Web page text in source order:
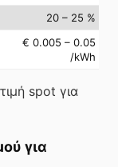
20 – 25 %
€ 0.005 – 0.05
/kWh
spot για
για